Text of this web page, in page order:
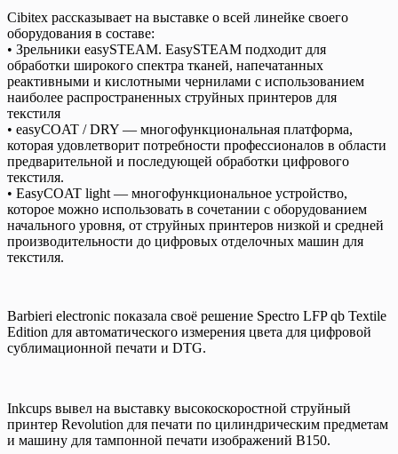
Cibitex рассказывает на выставке о всей линейке своего
оборудования в составе:
• Зрельники easySTEAM. EasySTEAM подходит для
обработки широкого спектра тканей, напечатанных
реактивными и кислотными чернилами с использованием
наиболее распространенных струйных принтеров для
текстиля
• easyCOAT / DRY — многофункциональная платформа,
которая удовлетворит потребности профессионалов в области
предварительной и последующей обработки цифрового
текстиля.
• EasyCOAT light — многофункциональное устройство,
которое можно использовать в сочетании с оборудованием
начального уровня, от струйных принтеров низкой и средней
производительности до цифровых отделочных машин для
текстиля.
Barbieri electronic показала своё решение Spectro LFP qb Textile
Edition для автоматического измерения цвета для цифровой
сублимационной печати и DTG.
Inkcups вывел на выставку высокоскоростной струйный
принтер Revolution для печати по цилиндрическим предметам
и машину для тампонной печати изображений B150.